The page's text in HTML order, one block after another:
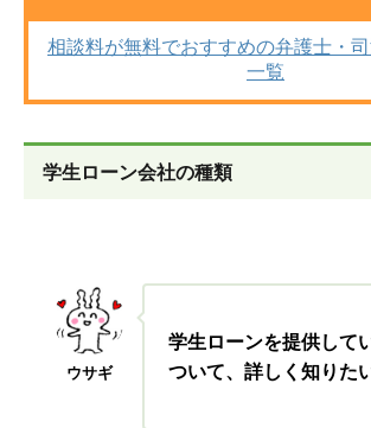
相談料が無料でおすすめの弁護士・
一覧
学生ローン会社の種類
ウサギ
学生ローンを提供して
ついて、詳しく知りた